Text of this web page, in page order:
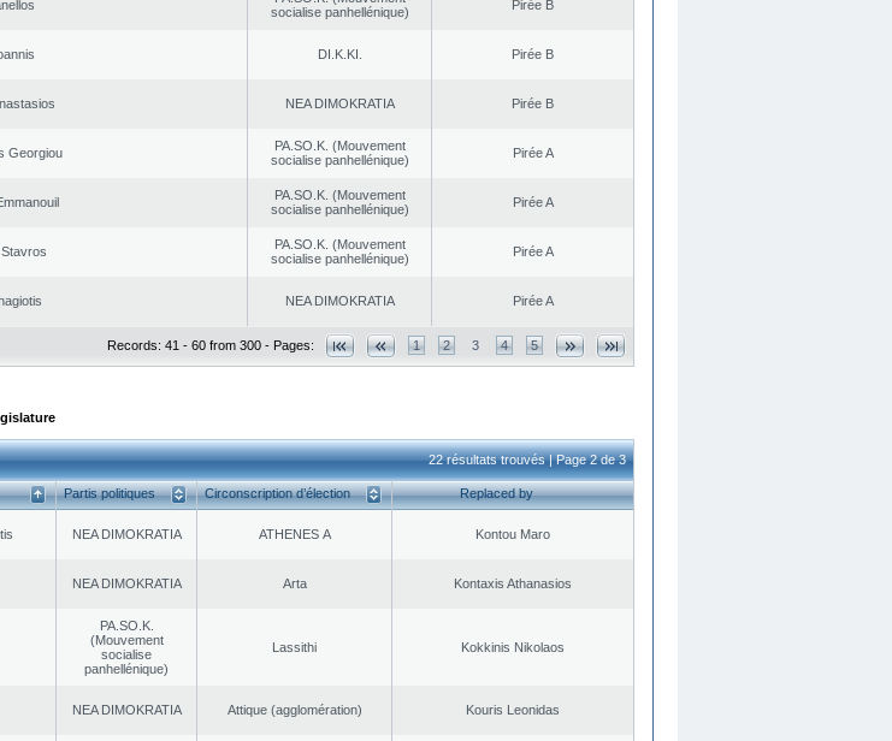
socialise panhellénique)
Pirée B
DI.K.KI. Pirée B
NEA DΙMOKRATIA Pirée B
Georgiou
PA.SO.K. (Mouvement
socialise panhellénique)
Pirée A
PA.SO.K. (Mouvement
socialise panhellénique)
Pirée A
PA.SO.K. (Mouvement
socialise panhellénique)
Pirée A
NEA DΙMOKRATIA Pirée A
Records: 41 - 60 from 300 - Pages: 1 2 3 4 5
22 résultats trouvés | Page 2 de 3
Partis politiques Circonscription d’élection Replaced by
NEA DΙMOKRATIA ATHENES Α Kontou Maro
NEA DΙMOKRATIA Arta Kontaxis Athanasios
PA.SO.K.
(Mouvement
socialise
panhellénique)
Lassithi Kokkinis Nikolaos
NEA DΙMOKRATIA Αttique (agglomération) Kouris Leonidas